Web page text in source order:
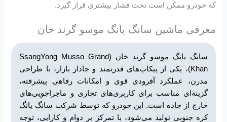
که خودرو ممکن است تحت فشار بیشتری قرار گیرد.
معرفی ماشین سانگ یانگ موسو گرند خان
سانگ یانگ موسو گرند خان (SsangYong Musso Grand
Khan)، یکی از پیکاپ‌های قدرتمند و جادار بازار، با طراحی
مدرن، عملکرد آفرودی قوی و امکانات رفاهی پیشرفته،
گزینه‌ای مناسب برای کاربری‌های تجاری و ماجراجویی‌های
خارج از جاده است. این خودرو که توسط شرکت سانگ یانگ
کره جنوبی تولید می‌شود، با تمرکز بر دوام و کارایی، توجه